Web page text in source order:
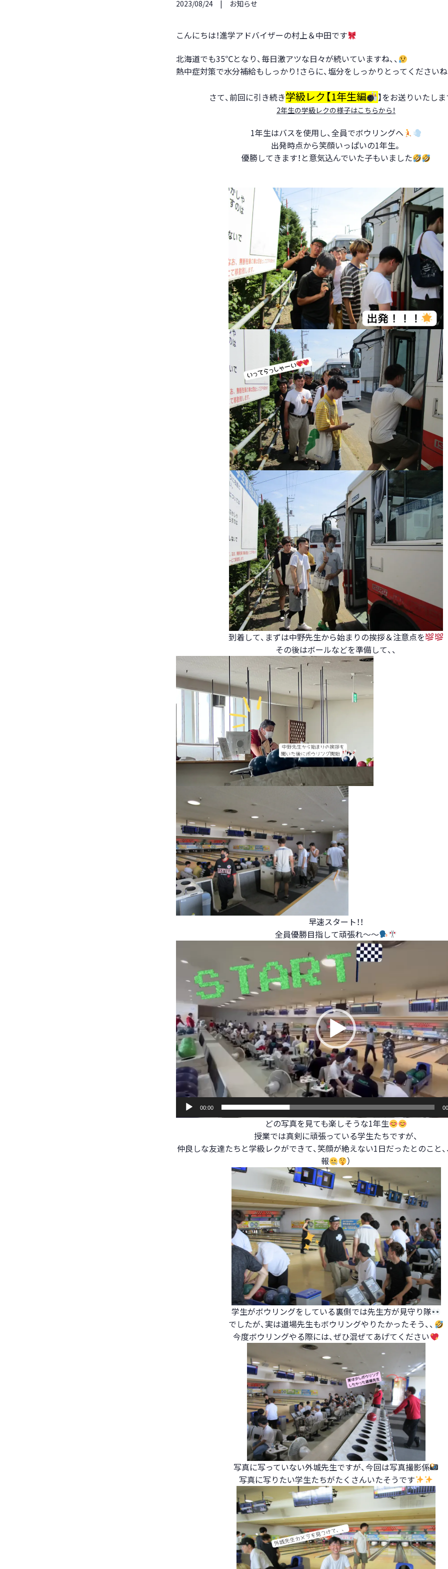
2023/08/24 お知らせ
こんにちは！進学アドバイザーの村上＆中田です
北海道でも35℃となり、毎日激アツな日々が続いていますね、、
熱中症対策で水分補給もしっかり！さらに、塩分をしっかりとってください
さて、前回に引き続き学級レク【1年生編 】をお送りいたし
2年生の学級レクの様子はこちらから！
1年生はバスを使用し、全員でボウリングへ
出発時点から笑顔いっぱいの1年生。
優勝してきます！と意気込んでいた子もいました
到着して、まずは中野先生から始まりの挨拶＆注意点を
その後はボールなどを準備して、、
早速スタート！！
全員優勝目指して頑張れ～～
画
ー
ヤ
ー
00:00
どの写真を見ても楽しそうな1年生
授業では真剣に頑張っている学生たちですが、
仲良しな友達たちと学級レクができて、笑顔が絶えない1日だったとのこと、
報
）
学生がボウリングをしている裏側では先生方が見守り隊
でしたが、実は道場先生もボウリングやりたかったそう、、
今度ボウリングやる際には、ぜひ混ぜてあげてください
写真に写っていない外城先生ですが、今回は写真撮影係
写真に写りたい学生たちがたくさんいたそうです